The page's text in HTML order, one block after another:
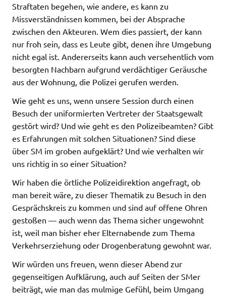
Straftaten begehen, wie andere, es kann zu
Missverständnissen kommen, bei der Absprache
zwischen den Akteuren. Wem dies passiert, der kann
nur froh sein, dass es Leute gibt, denen ihre Umgebung
nicht egal ist. Andererseits kann auch versehentlich vom
besorgten Nachbarn aufgrund verdächtiger Geräusche
aus der Wohnung, die Polizei gerufen werden.
Wie geht es uns, wenn unsere Session durch einen
Besuch der uniformierten Vertreter der Staatsgewalt
gestört wird? Und wie geht es den Polizeibeamten? Gibt
es Erfahrungen mit solchen Situationen? Sind diese
über SM im groben aufgeklärt? Und wie verhalten wir
uns richtig in so einer Situation?
Wir haben die örtliche Polizeidirektion angefragt, ob
man bereit wäre, zu dieser Thematik zu Besuch in den
Gesprächskreis zu kommen und sind auf offene Ohren
gestoßen — auch wenn das Thema sicher ungewohnt
ist, weil man bisher eher Elternabende zum Thema
Verkehrserziehung oder Drogenberatung gewohnt war.
Wir würden uns freuen, wenn dieser Abend zur
gegenseitigen Aufklärung, auch auf Seiten der SMer
beiträgt, wie man das mulmige Gefühl, beim Umgang